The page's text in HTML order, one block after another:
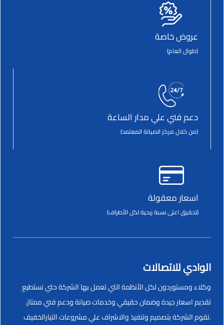
عروض خاصة
(طوال العام)
دعم فني علي مدار الساعة
(من خلال مركز الصيانة المعتمد)
اسعار معقولة
(تحقيق اعلى نسبة ربحية لكل الأطراف)
الوادي للاتصالات
وكلاء ومستوردون لكل الأنظمة التي تعمل بها الشركة حتي نستطيع
تقديم اسعار جيدة وضمان حقيقي وخدمات صيانة ودعم فني ممتاز.
.تقوم الشركة بتصميم وتنفيذ والاشراف علي مشروعات التيارالخفيف